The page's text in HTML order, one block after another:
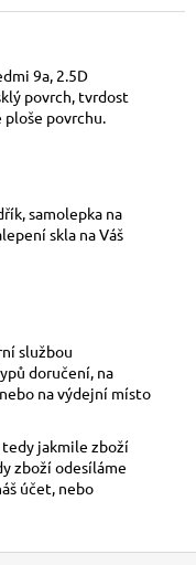
9a, 2.5D
povrch, tvrdost
povrchu.
samolepka na
skla na Váš
službou
doručení, na
na výdejní místo
, tedy jakmile zboží
zboží odesíláme
účet, nebo